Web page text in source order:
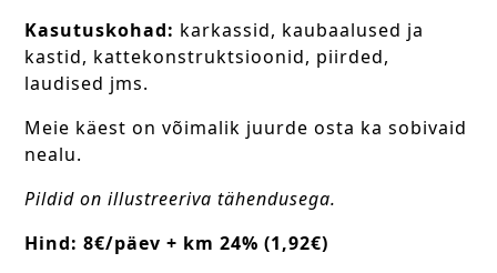
Kasutuskohad: karkassid, kaubaalused ja
kastid, kattekonstruktsioonid, piirded,
laudised jms.
Meie käest on võimalik juurde osta ka sobivaid
nealu.
Pildid on illustreeriva tähendusega.
Hind: 8€/päev + km 24% (1,92€)